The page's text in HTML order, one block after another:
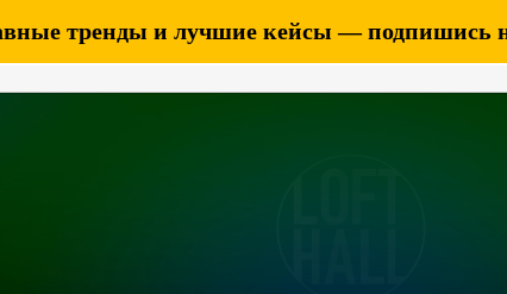
тренды и лучшие кейсы — подпишись